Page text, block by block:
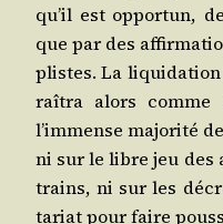
qu’il est oppor­tun,
que par des
plistes. La
raî­tra alors comme
l’immense majo­ri­té
ni sur le libre jeu des
trains, ni sur les
ta­riat pour faire